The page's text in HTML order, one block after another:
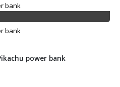
power bank